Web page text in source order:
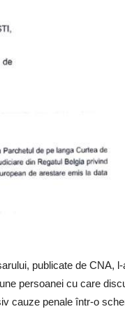
publicate de CNA,
persoanei cu care
cauze penale într-o